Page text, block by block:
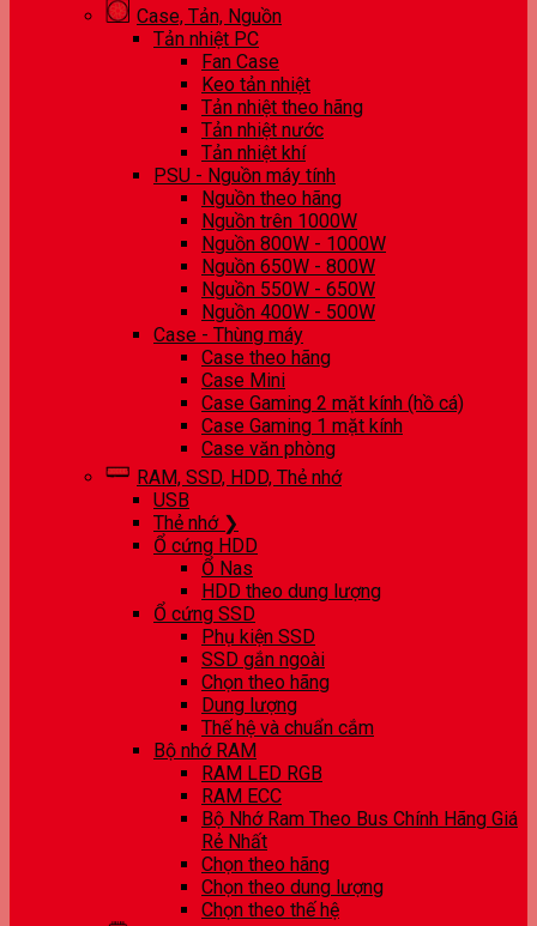
Case, Tản, Nguồn
Tản nhiệt PC
Fan Case
Keo tản nhiệt
Tản nhiệt theo hãng
Tản nhiệt nước
Tản nhiệt khí
PSU - Nguồn máy tính
Nguồn theo hãng
Nguồn trên 1000W
Nguồn 800W - 1000W
Nguồn 650W - 800W
Nguồn 550W - 650W
Nguồn 400W - 500W
Case - Thùng máy
Case theo hãng
Case Mini
Case Gaming 2 mặt kính (hồ cá)
Case Gaming 1 mặt kính
Case văn phòng
RAM, SSD, HDD, Thẻ nhớ
USB
Thẻ nhớ ❯
Ổ cứng HDD
Ổ Nas
HDD theo dung lượng
Ổ cứng SSD
Phụ kiện SSD
SSD gắn ngoài
Chọn theo hãng
Dung lượng
Thế hệ và chuẩn cắm
Bộ nhớ RAM
RAM LED RGB
RAM ECC
Bộ Nhớ Ram Theo Bus Chính Hãng Giá
Rẻ Nhất
Chọn theo hãng
Chọn theo dung lượng
Chọn theo thế hệ